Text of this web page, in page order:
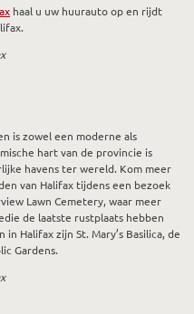
haal u uw huurauto op en rijdt
is zowel een moderne als
hart van de provincie is
havens ter wereld. Kom meer
van Halifax tijdens een bezoek
Lawn Cemetery, waar meer
de laatste rustplaats hebben
Halifax zijn St. Mary’s Basilica, de
Gardens.